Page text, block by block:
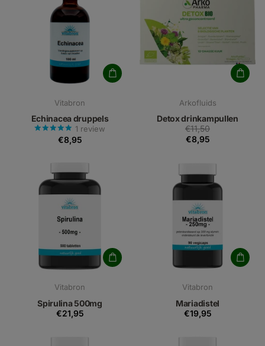
Vitabron
Echinacea druppels
1 review
€8,95
Arkofluids
Detox drinkampullen
€11,50
€8,95
Vitabron
Spirulina 500mg
€21,95
Vitabron
Mariadistel
€19,95